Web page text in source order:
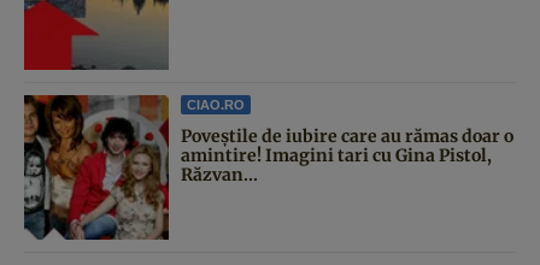
CIAO.RO
Poveştile de iubire care au rămas doar o
amintire! Imagini tari cu Gina Pistol,
Răzvan...